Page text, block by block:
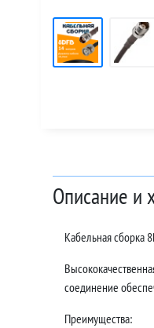
Описание и
Кабельная сборка
соединение
Преимущества: